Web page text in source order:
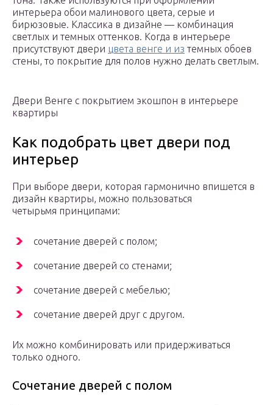
интерьера обои малинового цвета, серые и
бирюзовые. Классика в дизайне — комбинация
светлых и темных оттенков. Когда в интерьере
присутствуют двери цвета венге и из темных обоев
стены, то покрытие для полов нужно делать светлым.
Двери Венге с покрытием экошпон в интерьере
квартиры
Как подобрать цвет двери под
интерьер
При выборе двери, которая гармонично впишется в
дизайн квартиры, можно пользоваться
четырьмя принципами:
сочетание дверей с полом;
сочетание дверей со стенами;
сочетание дверей с мебелью;
сочетание дверей друг с другом.
Их можно комбинировать или придерживаться
только одного.
Сочетание дверей с полом